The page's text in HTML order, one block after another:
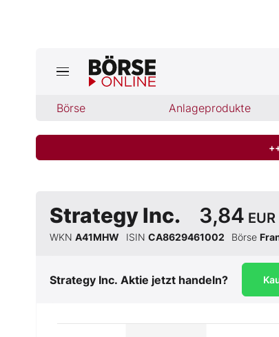
Börse Anlageprodukte
Jetzt aktuelle Ausgabe BÖRSE
Finanz-Check
BO-Musterdepots
Experten
Strategy Inc. 3,84 EUR
WKN A41MHW ISIN CA8629461002 Börse
Strategy Inc. Aktie jetzt handeln?